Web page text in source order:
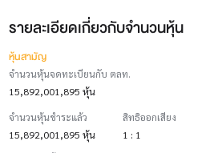
รายละเอียดเกี่ยวกับจำนวนหุ้น
หุ้นสามัญ
จำนวนหุ้นจดทะเบียนกับ ตลท.
15,892,001,895 หุ้น
จำนวนหุ้นชำระแล้ว
15,892,001,895 หุ้น
สิทธิออกเสียง
1 : 1